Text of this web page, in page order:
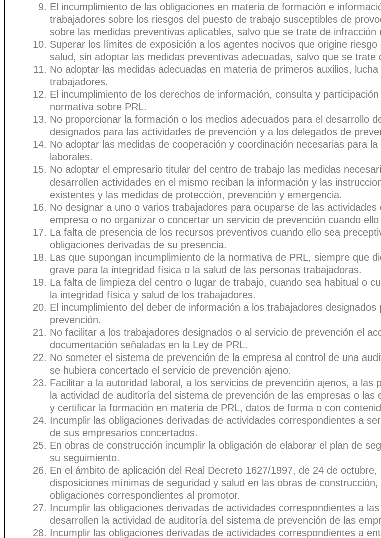
El incumplimiento de las obligaciones en materia de formación e
trabajadores sobre los riesgos del puesto de trabajo susceptibles de
sobre las medidas preventivas aplicables, salvo que se trate de infracción
Superar los límites de exposición a los agentes nocivos que origine
salud, sin adoptar las medidas preventivas adecuadas, salvo que se trate
No adoptar las medidas adecuadas en materia de primeros auxilios,
trabajadores.
El incumplimiento de los derechos de información, consulta y
normativa sobre PRL.
No proporcionar la formación o los medios adecuados para el desarrollo
designados para las actividades de prevención y a los delegados de
No adoptar las medidas de cooperación y coordinación necesarias para
laborales.
No adoptar el empresario titular del centro de trabajo las medidas
desarrollen actividades en el mismo reciban la información y las
existentes y las medidas de protección, prevención y emergencia.
No designar a uno o varios trabajadores para ocuparse de las
empresa o no organizar o concertar un servicio de prevención cuando
La falta de presencia de los recursos preventivos cuando ello sea
obligaciones derivadas de su presencia.
Las que supongan incumplimiento de la normativa de PRL, siempre que
grave para la integridad física o la salud de las personas trabajadoras.
La falta de limpieza del centro o lugar de trabajo, cuando sea habitual o
la integridad física y salud de los trabajadores.
El incumplimiento del deber de información a los trabajadores
prevención.
No facilitar a los trabajadores designados o al servicio de prevención el
documentación señaladas en la Ley de PRL.
No someter el sistema de prevención de la empresa al control de una
se hubiera concertado el servicio de prevención ajeno.
Facilitar a la autoridad laboral, a los servicios de prevención ajenos, a las
la actividad de auditoría del sistema de prevención de las empresas o
y certificar la formación en materia de PRL, datos de forma o con
Incumplir las obligaciones derivadas de actividades correspondientes a
de sus empresarios concertados.
En obras de construcción incumplir la obligación de elaborar el plan de
su seguimiento.
En el ámbito de aplicación del Real Decreto 1627/1997, de 24 de
disposiciones mínimas de seguridad y salud en las obras de
obligaciones correspondientes al promotor.
Incumplir las obligaciones derivadas de actividades correspondientes a
desarrollen la actividad de auditoría del sistema de prevención de las
Incumplir las obligaciones derivadas de actividades correspondientes a